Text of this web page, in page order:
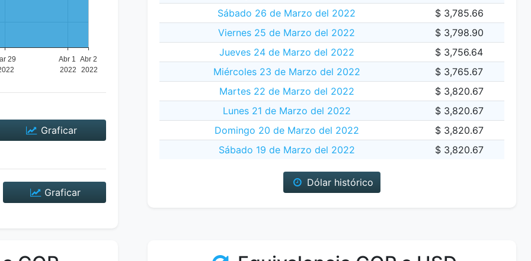
Graficar
Graficar
Sábado 26 de Marzo del 2022
$ 3,785.66
Viernes 25 de Marzo del 2022
$ 3,798.90
Jueves 24 de Marzo del 2022
$ 3,756.64
Miércoles 23 de Marzo del 2022
$ 3,765.67
Martes 22 de Marzo del 2022
$ 3,820.67
Lunes 21 de Marzo del 2022
$ 3,820.67
Domingo 20 de Marzo del 2022
$ 3,820.67
Sábado 19 de Marzo del 2022
$ 3,820.67
Dólar histórico